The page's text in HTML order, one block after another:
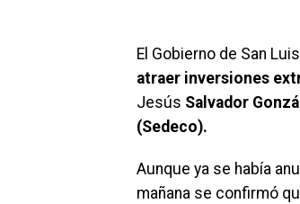
El Gobierno de San
atraer inversiones
Jesús Salvador
(Sedeco).
Aunque ya se había
mañana se confirmó